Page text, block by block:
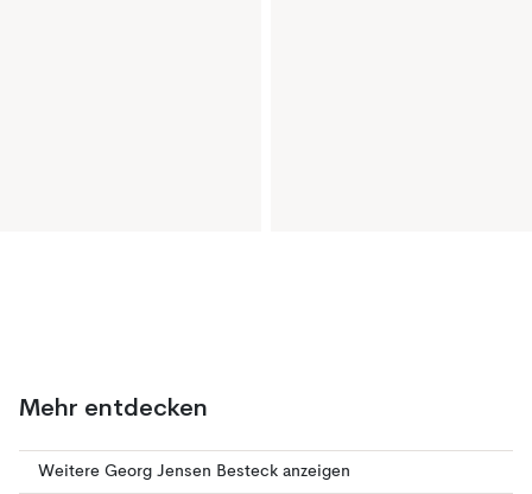
Mehr entdecken
Weitere Georg Jensen Besteck anzeigen